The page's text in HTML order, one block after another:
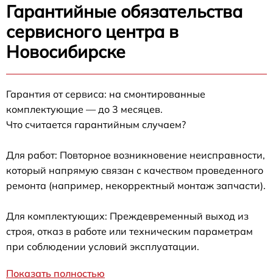
Гарантийные обязательства
сервисного центра в
Новосибирске
Гарантия от сервиса: на смонтированные
комплектующие — до 3 месяцев.
Что считается гарантийным случаем?
Для работ: Повторное возникновение неисправности,
который напрямую связан с качеством проведенного
ремонта (например, некорректный монтаж запчасти).
Для комплектующих: Преждевременный выход из
строя, отказ в работе или техническим параметрам
при соблюдении условий эксплуатации.
Показать полностью